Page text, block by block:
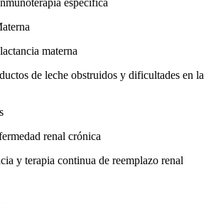
materna
de leche obstruidos y dificultades en la
renal crónica
y terapia continua de reemplazo renal